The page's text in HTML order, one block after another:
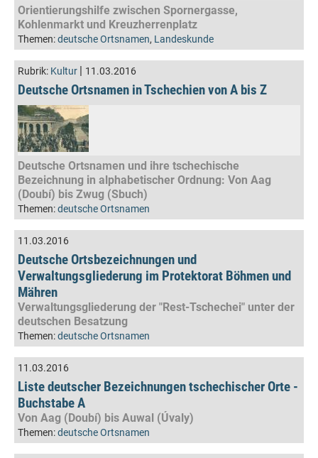
Orientierungshilfe zwischen Spornergasse,
Kohlenmarkt und Kreuzherrenplatz
Themen:deutsche Ortsnamen, Landeskunde
Rubrik: Kultur | 11.03.2016
Deutsche Ortsnamen in Tschechien von A bis Z
Deutsche Ortsnamen und ihre tschechische
Bezeichnung in alphabetischer Ordnung: Von Aag
(Doubí) bis Zwug (Sbuch)
Themen:deutsche Ortsnamen
11.03.2016
Deutsche Ortsbezeichnungen und
Verwaltungsgliederung im Protektorat Böhmen und
Mähren
Verwaltungsgliederung der "Rest-Tschechei" unter der
deutschen Besatzung
Themen:deutsche Ortsnamen
11.03.2016
Liste deutscher Bezeichnungen tschechischer Orte -
Buchstabe A
Von Aag (Doubí) bis Auwal (Úvaly)
Themen:deutsche Ortsnamen